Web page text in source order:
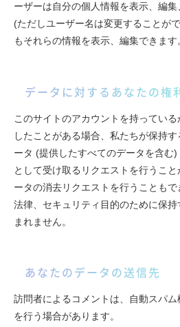
ーザーは自分の個人情報を表示、編
(ただしユーザー名は変更することが
もそれらの情報を表示、編集できます
データに対するあなたの権利
このサイトのアカウントを持ってい
したことがある場合、私たちが保持
ータ (提供したすべてのデータを含む
として受け取るリクエストを行うこ
ータの消去リクエストを行うこともで
法律、セキュリティ目的のために保
まれません。
あなたのデータの送信先
訪問者によるコメントは、自動スパ
を行う場合があります。